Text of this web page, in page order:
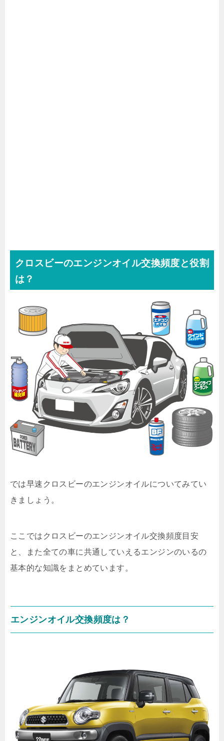
クロスビーのエンジンオイル交換頻度と役割
は？
では早速クロスビーのエンジンオイルについてみてい
きましょう。
ここではクロスビーのエンジンオイル交換頻度目安
と、また全ての車に共通していえるエンジンのいるの
基本的な知識をまとめています。
エンジンオイル交換頻度は？